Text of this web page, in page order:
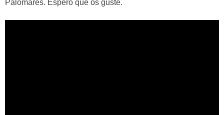
Palomares. Espero que os guste.